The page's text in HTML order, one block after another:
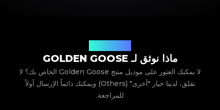
ماذا نوثق لـ GOLDEN GOOSE
لا يمكنك العثور على موديل منتج Golden Goose الخاص بك؟ لا
تقلق، لدينا خيار "أخرى" (Others) ويمكنك دائماً الإرسال أولاً
للمراجعة.